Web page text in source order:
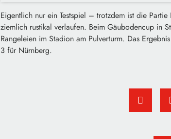
Eigentlich nur ein Testspiel – trotzdem ist die
ziemlich rustikal verlaufen. Beim Gäubodencup in
Rangeleien im Stadion am Pulverturm. Das
3 für Nürnberg.